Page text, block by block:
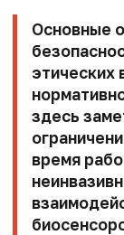
Основные
этических
здесь
время